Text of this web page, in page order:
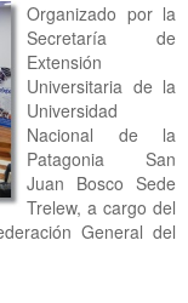
Organizado por la
Secretaría de
Extensión
Universitaria de la
Universidad
Nacional de la
Patagonia San
Juan Bosco Sede
Trelew, a cargo del
General del